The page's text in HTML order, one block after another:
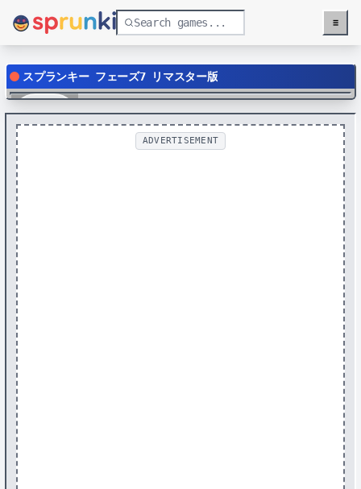
Menu
≡
スプランキー フェーズ7 リマスター版
Play
ADVERTISEMENT